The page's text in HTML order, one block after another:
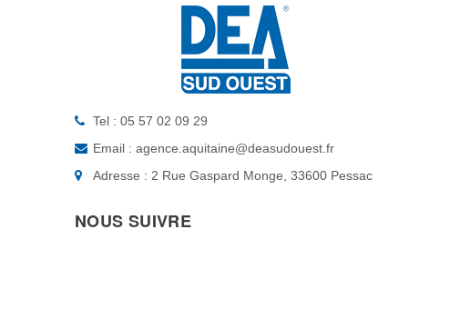
Tel : 05 57 02 09 29
Email : agence.aquitaine@deasudouest.fr
Adresse : 2 Rue Gaspard Monge, 33600 Pessac
NOUS SUIVRE